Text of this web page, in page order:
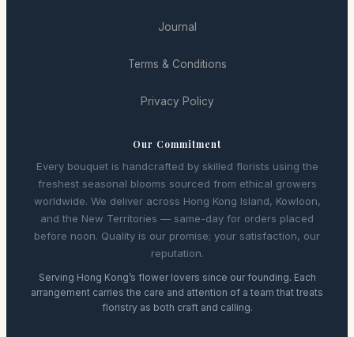
Journal
Terms & Conditions
Privacy Policy
Our Commitment
Every bouquet is handcrafted by skilled florists using the
freshest seasonal blooms sourced from ethical growers
worldwide. We deliver across Hong Kong Island, Kowloon,
and the New Territories — same-day for orders placed
before noon. Quality is our promise; your satisfaction, our
reputation.
Serving Hong Kong’s flower lovers since our founding. Each
arrangement carries the care and attention of a team that treats
floristry as both craft and calling.